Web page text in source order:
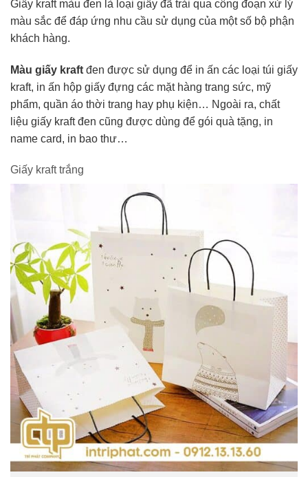
Giấy kraft màu đen là loại giấy đã trải qua công đoạn xử lý
màu sắc để đáp ứng nhu cầu sử dụng của một số bộ phận
khách hàng.
Màu giấy kraft đen được sử dụng để in ấn các loại túi giấy
kraft, in ấn hộp giấy đựng các mặt hàng trang sức, mỹ
phẩm, quần áo thời trang hay phụ kiện… Ngoài ra, chất
liệu giấy kraft đen cũng được dùng để gói quà tặng, in
name card, in bao thư…
Giấy kraft trắng